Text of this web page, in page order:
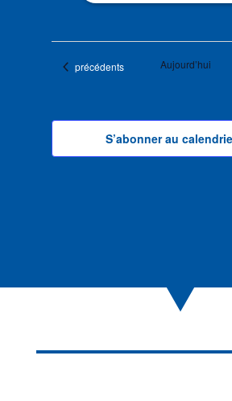
Évènements
précédents Aujourd’hui
S’abonner au